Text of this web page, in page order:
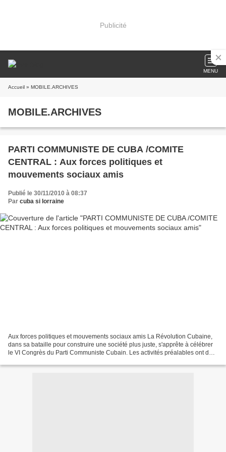
Publicité
MENU
Accueil » MOBILE.ARCHIVES
MOBILE.ARCHIVES
PARTI COMMUNISTE DE CUBA /COMITE
CENTRAL : Aux forces politiques et
mouvements sociaux amis
Publié le 30/11/2010 à 08:37
Par cuba si lorraine
Aux forces politiques et mouvements sociaux amis La Révolution Cubaine,
dans sa bataille pour construire une société plus juste, s'apprête à célébrer
le VI Congrès du Parti Communiste Cubain. Les activités préalables ont déjà